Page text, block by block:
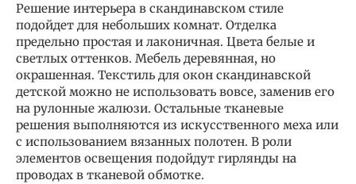
Решение интерьера в скандинавском стиле
подойдет для небольших комнат. Отделка
предельно простая и лаконичная. Цвета белые и
светлых оттенков. Мебель деревянная, но
окрашенная. Текстиль для окон скандинавской
детской можно не использовать вовсе, заменив его
на рулонные жалюзи. Остальные тканевые
решения выполняются из искусственного меха или
с использованием вязанных полотен. В роли
элементов освещения подойдут гирлянды на
проводах в тканевой обмотке.